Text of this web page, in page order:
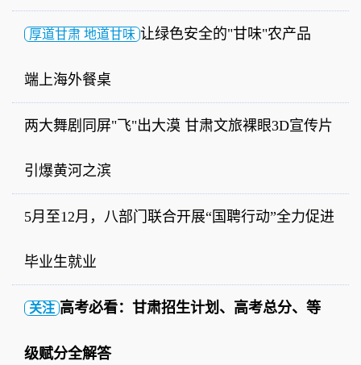
厚道甘肃 地道甘味 让绿色安全的"甘味"农产品
端上海外餐桌
两大舞剧同屏"飞"出大漠 甘肃文旅裸眼3D宣传片
引爆黄河之滨
5月至12月，八部门联合开展“国聘行动”全力促进
毕业生就业
关注 高考必看：甘肃招生计划、高考总分、等
级赋分全解答